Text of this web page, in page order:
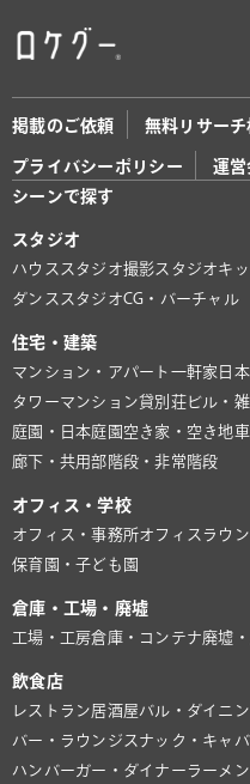
掲載のご依頼 無料リサーチ
プライバシーポリシー 運営
シーンで探す
スタジオ
ハウススタジオ撮影スタジオキ
ダンススタジオCG・バーチャル
住宅・建築
マンション・アパート 一軒家 日
タワーマンション貸別荘ビル・
庭園・日本庭園 空き家・空き地
廊下・共用部 階段・非常階段
オフィス・学校
オフィス・事務所オフィスラウ
保育園・子ども園
倉庫・工場・廃墟
工場・工房倉庫・コンテナ廃墟
飲食店
レストラン居酒屋バル・ダイニ
バー・ラウンジ スナック・キャ
ハンバーガー・ダイナーラーメ